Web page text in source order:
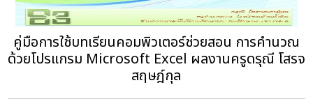
คู่มือการใช้บทเรียนคอมพิวเตอร์ช่วยสอน การคำนวณ
ด้วยโปรแกรม Microsoft Excel ผลงานครูดรุณี โสรจ
สฤษฎ์กุล